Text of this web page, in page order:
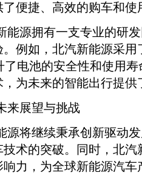
便捷、高效的购车和使
能源拥有一支专业的研
例如，北汽新能源采用
了电池的安全性和使用
为未来的智能出行提供
来展望与挑战
源将继续秉承创新驱动
术的突破。同时，北汽
力，为全球新能源汽